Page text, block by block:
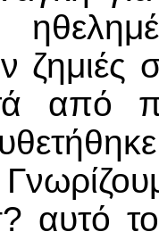
από
αυτό